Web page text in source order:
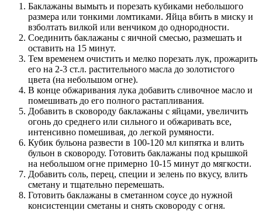
Баклажаны вымыть и порезать кубиками небольшого
размера или тонкими ломтиками. Яйца вбить в миску и
взболтать вилкой или венчиком до однородности.
Соединить баклажаны с яичной смесью, размешать и
оставить на 15 минут.
Тем временем очистить и мелко порезать лук, прожарить
его на 2-3 ст.л. растительного масла до золотистого
цвета (на небольшом огне).
В конце обжаривания лука добавить сливочное масло и
помешивать до его полного растапливания.
Добавить в сковороду баклажаны с яйцами, увеличить
огонь до среднего или сильного и обжаривать все,
интенсивно помешивая, до легкой румяности.
Кубик бульона развести в 100-120 мл кипятка и влить
бульон в сковороду. Готовить баклажаны под крышкой
на небольшом огне примерно 10-15 минут до мягкости.
Добавить соль, перец, специи и зелень по вкусу, влить
сметану и тщательно перемешать.
Готовить баклажаны в сметанном соусе до нужной
консистенции сметаны и снять сковороду с огня.